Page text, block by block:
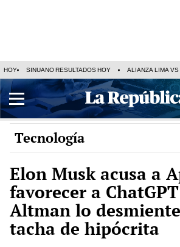
HOY SINUANO RESULTADOS HOY ALIANZA LIMA
Tecnología
Elon Musk acusa a
favorecer a
Altman lo
tacha de hipócrita